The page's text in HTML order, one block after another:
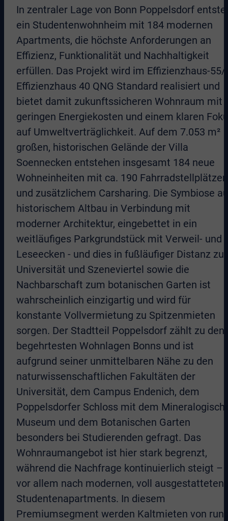
In zentraler Lage von Bonn Poppelsdorf
ein Studentenwohnheim mit 184 modernen
Apartments, die höchste Anforderungen an
Effizienz, Funktionalität und Nachhaltigkeit
erfüllen. Das Projekt wird im Effizienzhaus-55/
Effizienzhaus 40 QNG Standard realisiert und
bietet damit zukunftssicheren Wohnraum mit
geringen Energiekosten und einem klaren
auf Umweltverträglichkeit. Auf dem 7.053 m²
großen, historischen Gelände der Villa
Soennecken entstehen insgesamt 184 neue
Wohneinheiten mit ca. 190 Fahrradstellplätzen
und zusätzlichem Carsharing. Die Symbiose
historischem Altbau in Verbindung mit
moderner Architektur, eingebettet in ein
weitläufiges Parkgrundstück mit Verweil- und
Leseecken - und dies in fußläufiger Distanz zu
Universität und Szeneviertel sowie die
Nachbarschaft zum botanischen Garten ist
wahrscheinlich einzigartig und wird für
konstante Vollvermietung zu Spitzenmieten
sorgen. Der Stadtteil Poppelsdorf zählt zu den
begehrtesten Wohnlagen Bonns und ist
aufgrund seiner unmittelbaren Nähe zu den
naturwissenschaftlichen Fakultäten der
Universität, dem Campus Endenich, dem
Poppelsdorfer Schloss mit dem
Museum und dem Botanischen Garten
besonders bei Studierenden gefragt. Das
Wohnraumangebot ist hier stark begrenzt,
während die Nachfrage kontinuierlich steigt –
vor allem nach modernen, voll ausgestatteten
Studentenapartments. In diesem
Premiumsegment werden Kaltmieten von